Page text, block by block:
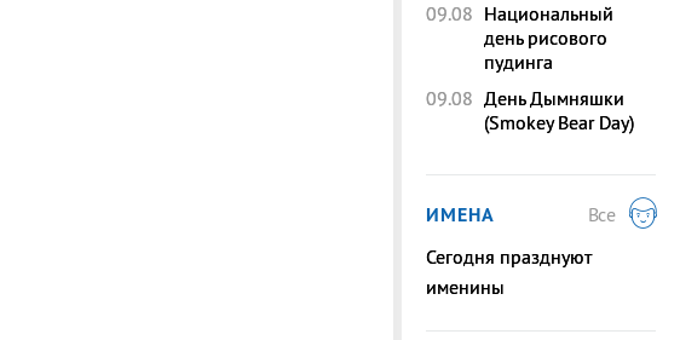
09.08 Национальный
день рисового
пудинга
09.08 День Дымняшки
(Smokey Bear Day)
ИМЕНА
Все
Сегодня празднуют
именины